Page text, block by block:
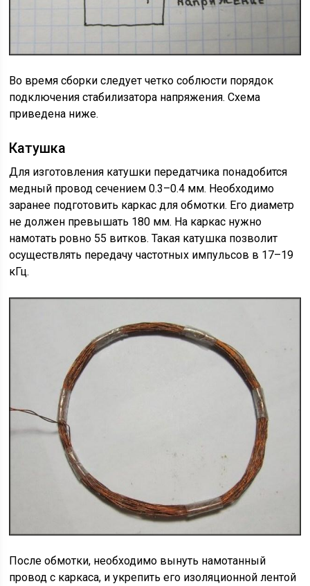
Во время сборки следует четко соблюсти порядок
подключения стабилизатора напряжения. Схема
приведена ниже.
Катушка
Для изготовления катушки передатчика понадобится
медный провод сечением 0.3–0.4 мм. Необходимо
заранее подготовить каркас для обмотки. Его диаметр
не должен превышать 180 мм. На каркас нужно
намотать ровно 55 витков. Такая катушка позволит
осуществлять передачу частотных импульсов в 17–19
кГц.
После обмотки, необходимо вынуть намотанный
провод с каркаса, и укрепить его изоляционной лентой